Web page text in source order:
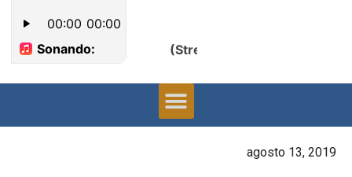
agosto 13, 2019